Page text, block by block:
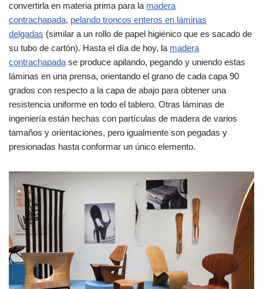
convertirla en materia prima para la madera
contrachapada, pelando troncos enteros en láminas
delgadas (similar a un rollo de papel higiénico que es sacado de
su tubo de cartón). Hasta el día de hoy, la madera
contrachapadase produce apilando, pegando y uniendo estas
láminas en una prensa, orientando el grano de cada capa 90
grados con respecto a la capa de abajo para obtener una
resistencia uniforme en todo el tablero. Otras láminas de
ingeniería están hechas con partículas de madera de varios
tamaños y orientaciones, pero igualmente son pegadas y
presionadas hasta conformar un único elemento.